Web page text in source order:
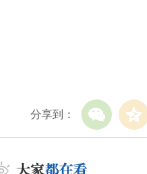
分享到：